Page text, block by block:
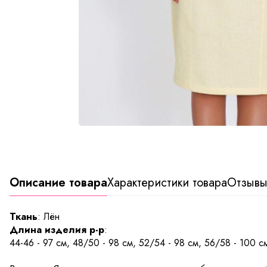
Описание товараХарактеристики товараОтзывы
Ткань: Лён
Длина изделия р-р:
44-46 - 97 см, 48/50 - 98 см, 52/54 - 98 см, 56/58 - 100